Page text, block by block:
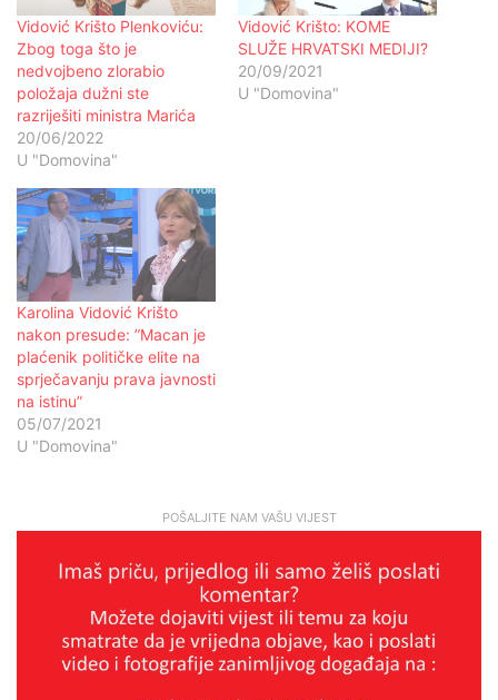
Vidović Krišto Plenkoviću:
Zbog toga što je
nedvojbeno zlorabio
položaja dužni ste
razriješiti ministra Marića
20/06/2022
U "Domovina"
Vidović Krišto: KOME
SLUŽE HRVATSKI MEDIJI?
20/09/2021
U "Domovina"
Karolina Vidović Krišto
nakon presude: ”Macan je
plaćenik političke elite na
sprječavanju prava javnosti
na istinu”
05/07/2021
U "Domovina"
POŠALJITE NAM VAŠU VIJEST